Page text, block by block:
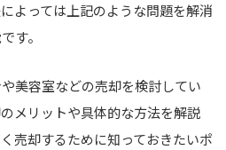
よっては上記のような問題を解消
す。
美容室などの売却を検討してい
メリットや具体的な方法を解説
売却するために知っておきたいポ